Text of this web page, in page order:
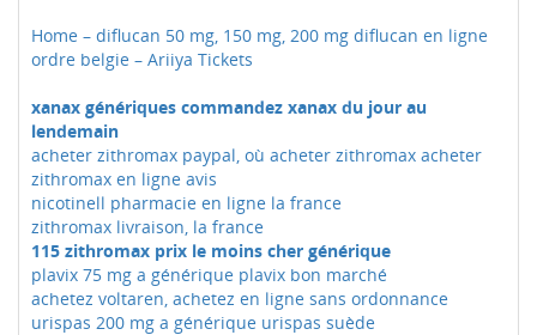
Home – diflucan 50 mg, 150 mg, 200 mg diflucan en ligne
ordre belgie – Ariiya Tickets
xanax génériques commandez xanax du jour au
lendemain
acheter zithromax paypal, où acheter zithromax acheter
zithromax en ligne avis
nicotinell pharmacie en ligne la france
zithromax livraison, la france
115 zithromax prix le moins cher générique
plavix 75 mg a générique plavix bon marché
achetez voltaren, achetez en ligne sans ordonnance
urispas 200 mg a générique urispas suède